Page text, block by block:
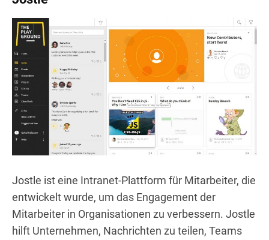
Jostle ist eine Intranet-Plattform für Mitarbeiter, die
entwickelt wurde, um das Engagement der
Mitarbeiter in Organisationen zu verbessern. Jostle
hilft Unternehmen, Nachrichten zu teilen, Teams